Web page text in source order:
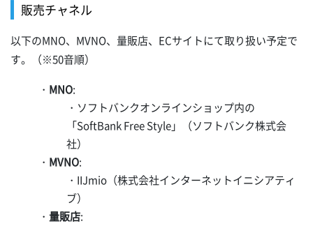
販売チャネル
以下のMNO、MVNO、量販店、ECサイトにて取り扱い予定で
す。（※50音順）
・ MNO:
・ソフトバンクオンラインショップ内の
「SoftBank Free Style」（ソフトバンク株式会
社）
・ MVNO:
・IIJmio（株式会社インターネットイニシアティ
ブ）
・ 量販店: